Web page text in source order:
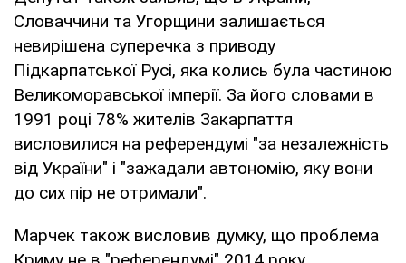
Словаччини та Угорщини залишається
невирішена суперечка з приводу
Підкарпатської Русі, яка колись була частиною
Великоморавської імперії. За його словами в
1991 році 78% жителів Закарпаття
висловилися на референдумі "за незалежність
від України" і "зажадали автономію, яку вони
до сих пір не отримали".
Марчек також висловив думку, що проблема